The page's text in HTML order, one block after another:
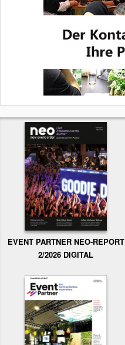
EVENT PARTNER NEO-REPORT
2/2026 DIGITAL